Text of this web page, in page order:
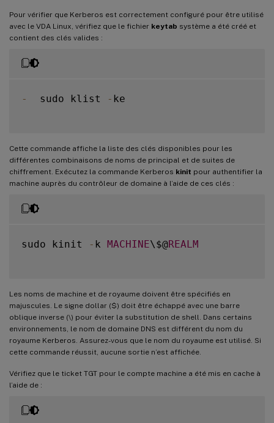
Pour vérifier que Kerberos est correctement configuré pour être utilisé
avec le VDA Linux, vérifiez que le fichier keytab système a été créé et
contient des clés valides :
-
  sudo klist
- ke
Cette commande affiche la liste des clés disponibles pour les
différentes combinaisons de noms de principal et de suites de
chiffrement. Exécutez la commande Kerberos kinit pour authentifier la
machine auprès du contrôleur de domaine à l’aide de ces clés :
sudo kinit - k MACHINE\$@REALM
Les noms de machine et de royaume doivent être spécifiés en
majuscules. Le signe dollar ($) doit être échappé avec une barre
oblique inverse (\) pour éviter la substitution de shell. Dans certains
environnements, le nom de domaine DNS est différent du nom du
royaume Kerberos. Assurez-vous que le nom du royaume est utilisé. Si
cette commande réussit, aucune sortie n’est affichée.
Vérifiez que le ticket TGT pour le compte machine a été mis en cache à
l’aide de :